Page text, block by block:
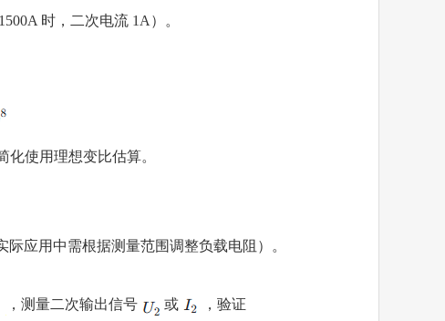
时，二次电流 1A）。
使用理想变比估算。
际应用中需根据测量范围调整负载电阻）。
，测量二次输出信号 或
，验证